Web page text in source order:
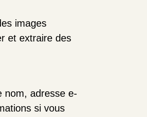
images
et extraire des
nom, adresse e-
si vous